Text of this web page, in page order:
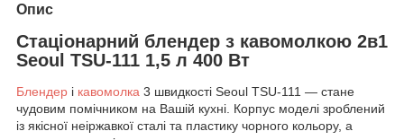
Опис
Стаціонарний блендер з кавомолкою 2в1
Seoul TSU-111 1,5 л 400 Вт
Блендер і кавомолка 3 швидкості Seoul TSU-111 — стане
чудовим помічником на Вашій кухні. Корпус моделі зроблений
із якісної неіржавкої сталі та пластику чорного кольору, а